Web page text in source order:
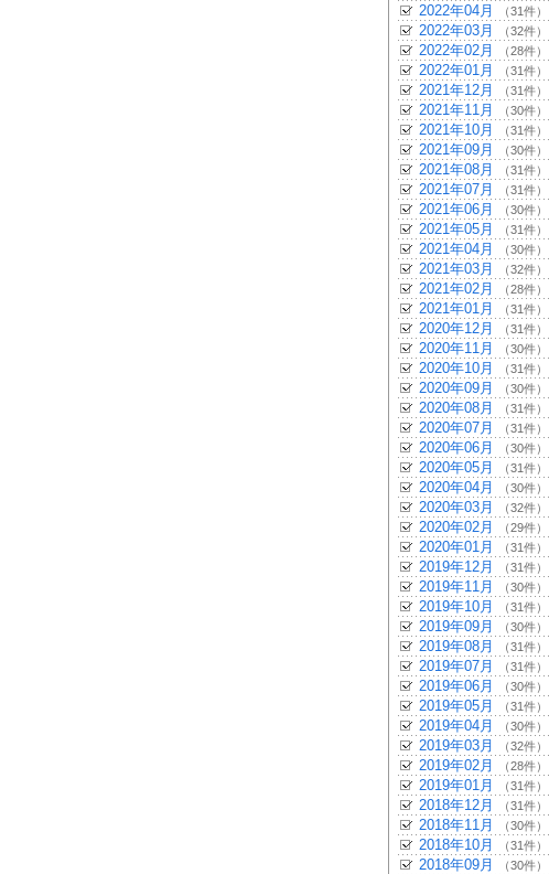
2022年04月 （31件）
2022年03月 （32件）
2022年02月 （28件）
2022年01月 （31件）
2021年12月 （31件）
2021年11月 （30件）
2021年10月 （31件）
2021年09月 （30件）
2021年08月 （31件）
2021年07月 （31件）
2021年06月 （30件）
2021年05月 （31件）
2021年04月 （30件）
2021年03月 （32件）
2021年02月 （28件）
2021年01月 （31件）
2020年12月 （31件）
2020年11月 （30件）
2020年10月 （31件）
2020年09月 （30件）
2020年08月 （31件）
2020年07月 （31件）
2020年06月 （30件）
2020年05月 （31件）
2020年04月 （30件）
2020年03月 （32件）
2020年02月 （29件）
2020年01月 （31件）
2019年12月 （31件）
2019年11月 （30件）
2019年10月 （31件）
2019年09月 （30件）
2019年08月 （31件）
2019年07月 （31件）
2019年06月 （30件）
2019年05月 （31件）
2019年04月 （30件）
2019年03月 （32件）
2019年02月 （28件）
2019年01月 （31件）
2018年12月 （31件）
2018年11月 （30件）
2018年10月 （31件）
2018年09月 （30件）